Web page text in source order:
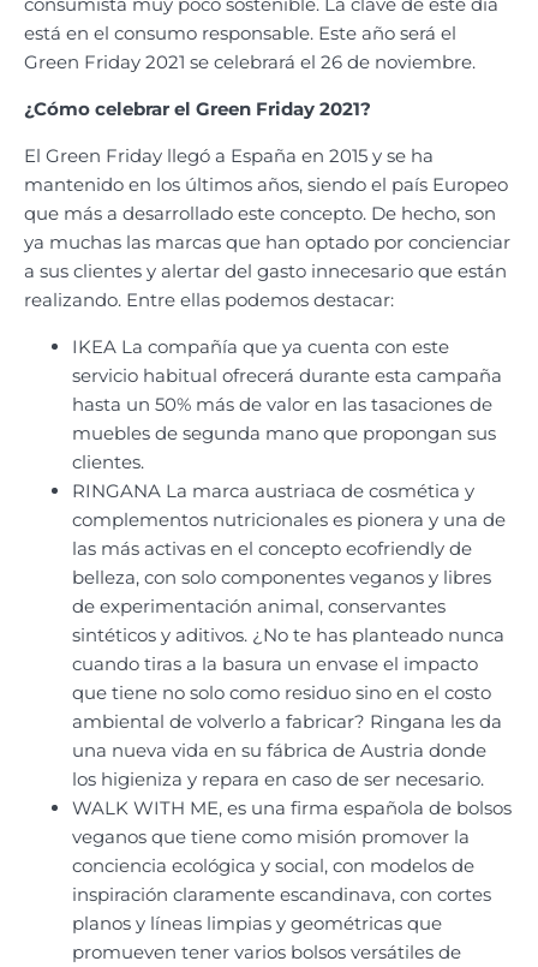
está en el consumo responsable. Este año será el
Green Friday 2021 se celebrará el 26 de noviembre.
¿Cómo celebrar el Green Friday 2021?
El Green Friday llegó a España en 2015 y se ha
mantenido en los últimos años, siendo el país Europeo
que más a desarrollado este concepto. De hecho, son
ya muchas las marcas que han optado por concienciar
a sus clientes y alertar del gasto innecesario que están
realizando. Entre ellas podemos destacar:
IKEA La compañía que ya cuenta con este
servicio habitual ofrecerá durante esta campaña
hasta un 50% más de valor en las tasaciones de
muebles de segunda mano que propongan sus
clientes.
RINGANA La marca austriaca de cosmética y
complementos nutricionales es pionera y una de
las más activas en el concepto ecofriendly de
belleza, con solo componentes veganos y libres
de experimentación animal, conservantes
sintéticos y aditivos. ¿No te has planteado nunca
cuando tiras a la basura un envase el impacto
que tiene no solo como residuo sino en el costo
ambiental de volverlo a fabricar? Ringana les da
una nueva vida en su fábrica de Austria donde
los higieniza y repara en caso de ser necesario.
WALK WITH ME, es una firma española de bolsos
veganos que tiene como misión promover la
conciencia ecológica y social, con modelos de
inspiración claramente escandinava, con cortes
planos y líneas limpias y geométricas que
promueven tener varios bolsos versátiles de